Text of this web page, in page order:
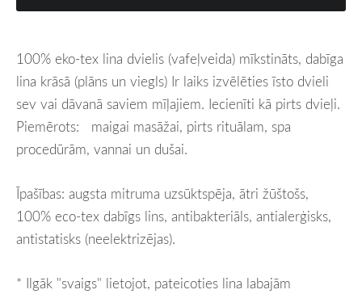
100% eko-tex lina dvielis (vafeļveida) mīkstināts, dabīga
lina krāsā (plāns un viegls) Ir laiks izvēlēties īsto dvieli
sev vai dāvanā saviem mīļajiem. Iecienīti kā pirts dvieļi.
Piemērots: maigai masāžai, pirts rituālam, spa
procedūrām, vannai un dušai.
Īpašības: augsta mitruma uzsūktspēja, ātri žūštošs,
100% eco-tex dabīgs lins, antibakteriāls, antialerģisks,
antistatisks (neelektrizējas).
* Ilgāk "svaigs" lietojot, pateicoties lina labajām